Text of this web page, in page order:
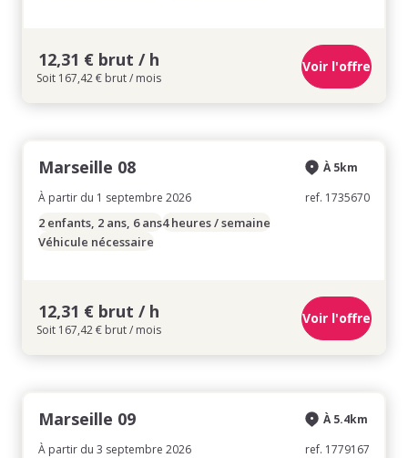
12,31 € brut / h
Soit 167,42 € brut / mois
Voir l'offre
Marseille 08
À partir du 1 septembre 2026
À 5km
ref. 1735670
2 enfants, 2 ans, 6 ans4 heures / semaine
Véhicule nécessaire
12,31 € brut / h
Soit 167,42 € brut / mois
Voir l'offre
Marseille 09
À partir du 3 septembre 2026
À 5.4km
ref. 1779167